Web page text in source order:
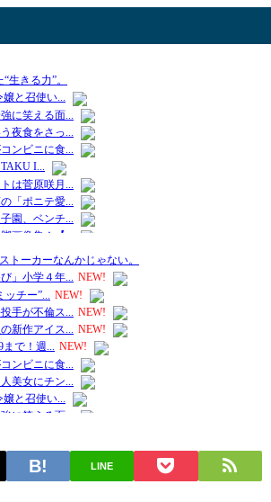
LINE